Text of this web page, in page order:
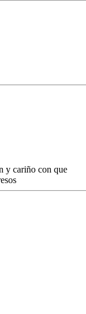
y cariño con que